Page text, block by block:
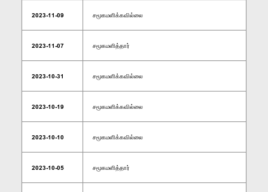
2023-11-09 சமூகமளிக்கவில்லை
2023-11-07 சமூகமளித்தார்
2023-10-31 சமூகமளிக்கவில்லை
2023-10-19 சமூகமளிக்கவில்லை
2023-10-10 சமூகமளிக்கவில்லை
2023-10-05 சமூகமளித்தார்